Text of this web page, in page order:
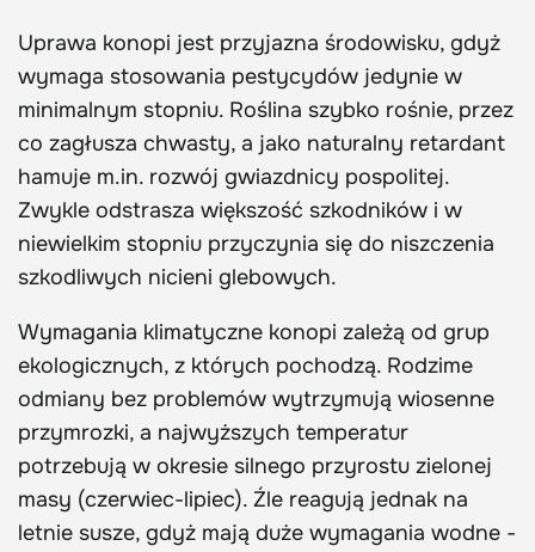
Uprawa konopi jest przyjazna środowisku, gdyż
wymaga stosowania pestycydów jedynie w
minimalnym stopniu. Roślina szybko rośnie, przez
co zagłusza chwasty, a jako naturalny retardant
hamuje m.in. rozwój gwiazdnicy pospolitej.
Zwykle odstrasza większość szkodników i w
niewielkim stopniu przyczynia się do niszczenia
szkodliwych nicieni glebowych.
Wymagania klimatyczne konopi zależą od grup
ekologicznych, z których pochodzą. Rodzime
odmiany bez problemów wytrzymują wiosenne
przymrozki, a najwyższych temperatur
potrzebują w okresie silnego przyrostu zielonej
masy (czerwiec-lipiec). Źle reagują jednak na
letnie susze, gdyż mają duże wymagania wodne -